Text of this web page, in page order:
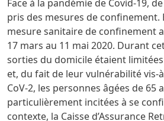
Face à la pandémie de Covid-19,
pris des mesures de confinement.
mesure sanitaire de confinement
17 mars au 11 mai 2020. Durant
sorties du domicile étaient
et, du fait de leur vulnérabilité vis-
CoV-2, les personnes âgées de 65
particulièrement incitées à se
contexte, la Caisse d’Assurance